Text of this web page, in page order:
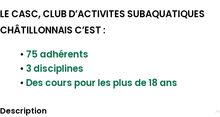
LE CASC, CLUB D’ACTIVITES SUBAQUATIQUES
CHÂTILLONNAIS C’EST :
• 75 adhérents
• 3 disciplines
• Des cours pour les plus de 18 ans
Description